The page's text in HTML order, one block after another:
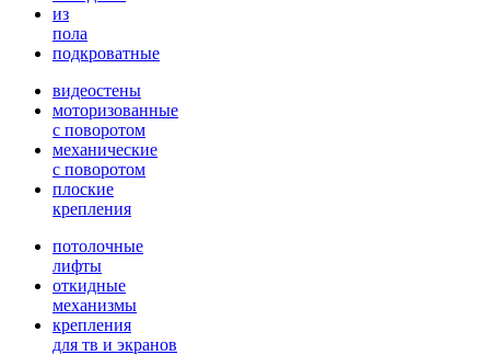
из
пола
подкроватные
видеостены
моторизованные
с поворотом
механические
с поворотом
плоские
крепления
потолочные
лифты
откидные
механизмы
крепления
для тв и экранов